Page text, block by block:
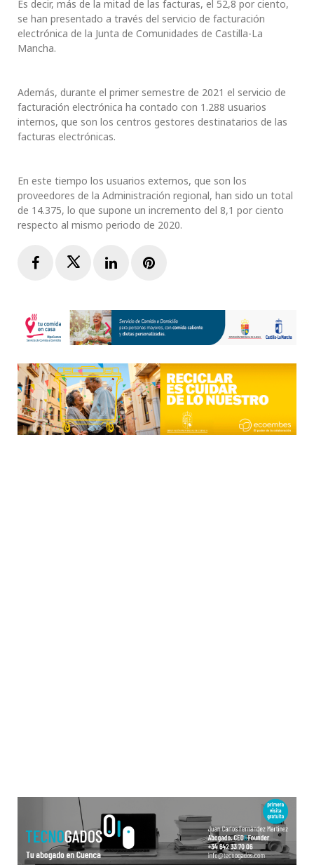
Es decir, más de la mitad de las facturas, el 52,8 por ciento,
se han presentado a través del servicio de facturación
electrónica de la Junta de Comunidades de Castilla-La
Mancha.
Además, durante el primer semestre de 2021 el servicio de
facturación electrónica ha contado con 1.288 usuarios
internos, que son los centros gestores destinatarios de las
facturas electrónicas.
En este tiempo los usuarios externos, que son los
proveedores de la Administración regional, han sido un total
de 14.375, lo que supone un incremento del 8,1 por ciento
respecto al mismo periodo de 2020.
FacebookTwitterLinkedInPinterest